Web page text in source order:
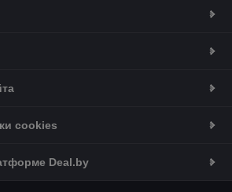
cookies
Deal.by